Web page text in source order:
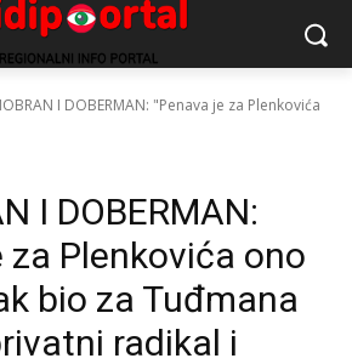
I DOBERMAN: "Penava je za Plenkovića
I DOBERMAN:
za Plenkovića ono
bio za Tuđmana
radikal i